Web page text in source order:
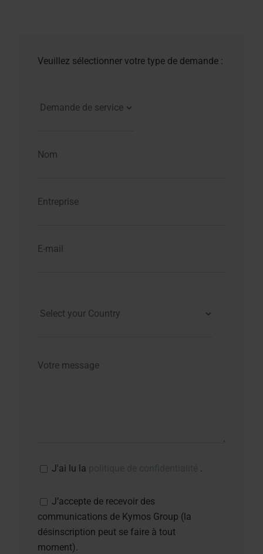
Veuillez sélectionner votre type de demande :
J'ai lu la .
J’accepte de recevoir des
communications de Kymos Group (la
désinscription peut se faire à tout
moment).